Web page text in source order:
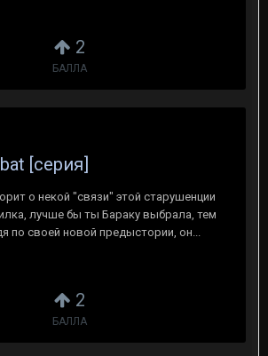
2
БАЛЛА
2
БАЛЛА
[серия]
о некой "связи" этой старушенции
лучше бы ты Бараку выбрала, тем
по своей новой предыстории, он...